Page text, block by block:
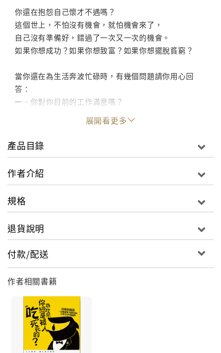
你還在抱怨自己懷才不遇嗎？
這個世上，不怕沒有機會，就怕機會來了，
自己沒有準備好，錯過了一次又一次的機會。
如果你想成功？如果你想致富？如果你想擺脫貧窮？
當你還在為生活奔波忙碌時，有幾個問題請你用心回
答：
一、你對你目前的工作滿意嗎？
二、現在的工作做一輩子嗎？
三、你對你目前的收入滿意嗎？
四、你對你的未來感到茫茫然嗎？
萬一以上的四個問題你都不滿意，也許你埋怨大環境不
也許你責怪經濟不景氣，也許你感慨總是懷才不遇，
氣。
用行動證明自己有能力改變現況。
機會是留給準備好的人。成功的關鍵不在於人生是否一
帆風順，在於你是
不是把自己準備好了。
香港富商李嘉誠先生曾經寫了一首詩激勵他的員工，十
分發人深思，值得
好好思索。
展開看更多
產品目錄
作者介紹
規格
退貨說明
付款/配送
作者相關書籍